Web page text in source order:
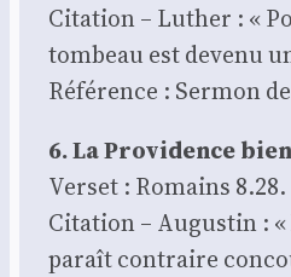
Cita­tion – Luther : «
tom­beau est deve­nu
Réfé­rence : Ser­mon
6. La Pro­vi­dence
Ver­set : Romains 8.28.
Cita­tion – Augus­tin :
paraît contraire